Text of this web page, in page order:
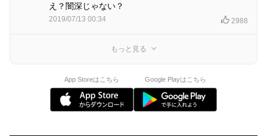
え？闇深じゃない？
2019/07/13 00:34 2988
もっと見る
App Storeはこちら Google Playはこちら